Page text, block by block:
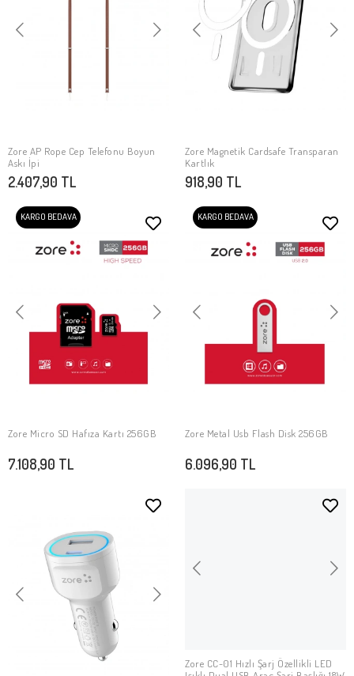
SEPETE EKLE
Zore AP Rope Cep Telefonu Boyun
Askı İpi
2.407,90 TL
SEPETE EKLE
Zore Magnetik Cardsafe Transparan
Kartlık
918,90 TL
KARGO BEDAVA
SEPETE EKLE
Zore Micro SD Hafıza Kartı 256GB
7.108,90 TL
KARGO BEDAVA
SEPETE EKLE
Zore Metal Usb Flash Disk 256GB
6.096,90 TL
SEPETE EKLE
Zore CC-01 Hızlı Şarj Özellikli LED